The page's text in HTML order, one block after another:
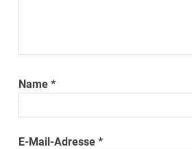
Name*
E-Mail-Adresse*